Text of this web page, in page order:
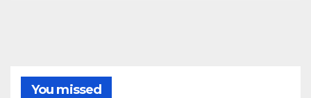
You missed